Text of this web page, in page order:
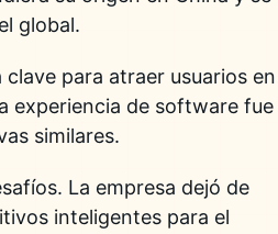
global.
para atraer usuarios en
experiencia de software fue
similares.
La empresa dejó de
inteligentes para el